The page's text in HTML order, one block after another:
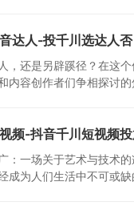
达人-投千川选达人否
，还是另辟蹊径？在这个
内容创作者们争相探讨的
频-抖音千川短视频
：一场关于艺术与技术
成为人们生活中不可或缺